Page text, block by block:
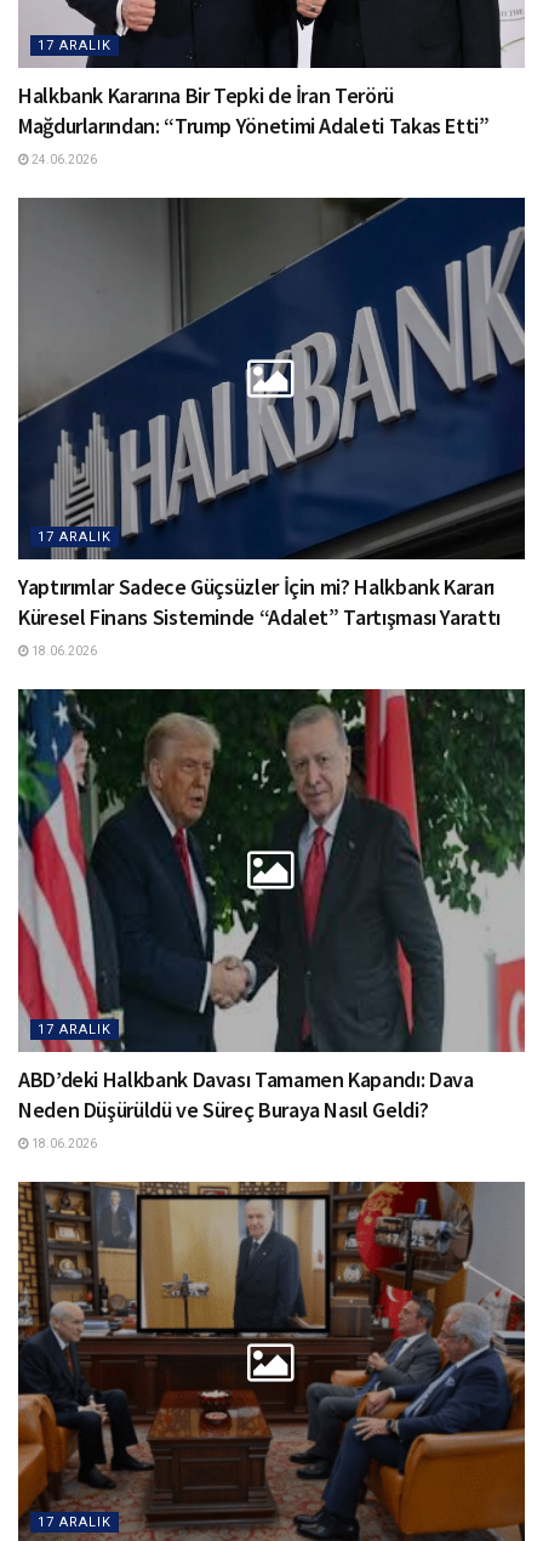
17 ARALIK
Halkbank Kararına Bir Tepki de İran Terörü
Mağdurlarından: “Trump Yönetimi Adaleti Takas Etti”
24.06.2026
17 ARALIK
Yaptırımlar Sadece Güçsüzler İçin mi? Halkbank Kararı
Küresel Finans Sisteminde “Adalet” Tartışması Yarattı
18.06.2026
17 ARALIK
ABD’deki Halkbank Davası Tamamen Kapandı: Dava
Neden Düşürüldü ve Süreç Buraya Nasıl Geldi?
18.06.2026
17 ARALIK